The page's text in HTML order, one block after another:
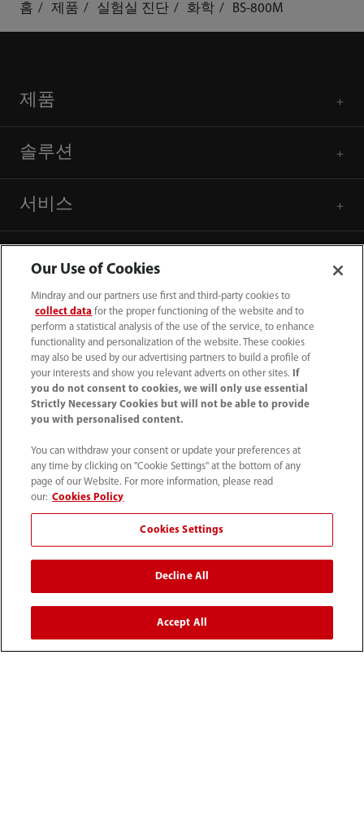
홈 제품 실험실 진단 화학 BS-800M
제품
솔루션
서비스
채용
기업 소개
연락처 정보
Our Use of Cookies
Mindray and our partners use first and third-party cookies to
collect data for the proper functioning of the website and to
perform a statistical analysis of the use of the service, to enhance
functionality and personalization of the website. These cookies
may also be used by our advertising partners to build a profile of
your interests and show you relevant adverts on other sites.
If
you do not consent to cookies, we will only use essential
Strictly Necessary Cookies but will not be able to provide
you with personalised content.
You can withdraw your consent or update your preferences at
any time by clicking on "Cookie Settings" at the bottom of any
page of our Website. For more information, please read
our: Cookies Policy
Cookies Settings
Decline All
Accept All